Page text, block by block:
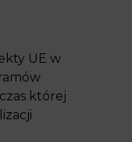
UE w
której